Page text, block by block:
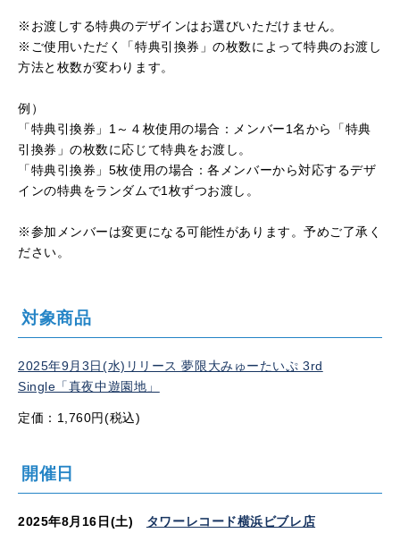
※お渡しする特典のデザインはお選びいただけません。
※ご使用いただく「特典引換券」の枚数によって特典のお渡し
方法と枚数が変わります。
例）
「特典引換券」 1 ～４枚使用の場合：メンバー1名から「特典
引換券」の枚数に応じて特典をお渡し。
「特典引換券」 5枚使用の場合：各メンバーから対応するデザ
インの特典をランダムで1 枚ずつお渡し。
※参加メンバーは変更になる可能性があります。予めご了承く
ださい。
対象商品
2025年9月3日(水)リリース 夢限大みゅーたいぷ 3rd
Single「真夜中遊園地」
定価：1,760円(税込)
開催日
2025年8月 16日(土) タワーレコード横浜ビブレ店